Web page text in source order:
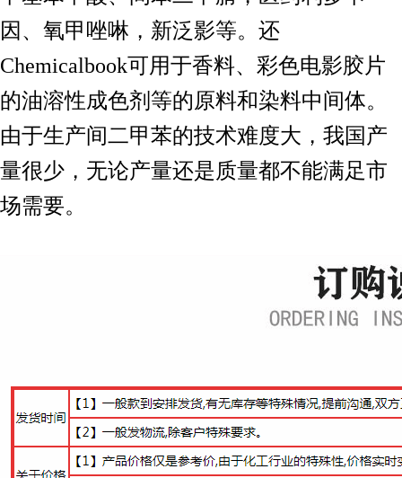
因、氧甲唑啉，新泛影等。还
Chemicalbook可用于香料、彩色电影胶片
的油溶性成色剂等的原料和染料中间体。
由于生产间二甲苯的技术难度大，我国产
量很少，无论产量还是质量都不能满足市
场需要。